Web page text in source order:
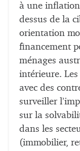
à une
dessus de la
orientation
financement
ménages
intérieure.
avec des
surveiller
sur la
dans les
(immobilier,